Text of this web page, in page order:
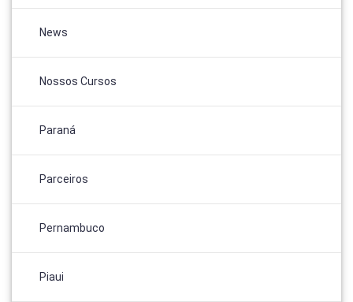
News
Nossos Cursos
Paraná
Parceiros
Pernambuco
Piaui